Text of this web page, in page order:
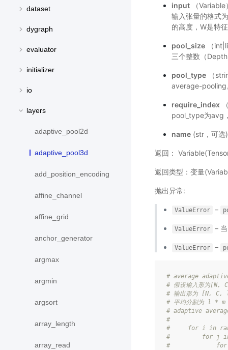
dataset
dygraph
evaluator
initializer
io
layers
adaptive_pool2d
adaptive_pool3d
add_position_encoding
affine_channel
affine_grid
anchor_generator
argmax
argmin
argsort
array_length
array_read
input（Variable
输入张量的格式
的高度，W是特
pool_size（
三个整数（
pool_type（
average-pooling
require_index
pool_type为avg
name(str，可选
返回：
返回类型：变量
抛出异常:
ValueError –
ValueError –
ValueError –
# average
# 假设输入形为
# 输出形为 [N, C,
# 平均分割为 l * m
# adaptive
#
#     for i in
#         for j in
#             for